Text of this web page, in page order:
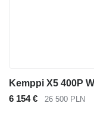
Kemppi X5 400P
6 154 €
26 500 PLN